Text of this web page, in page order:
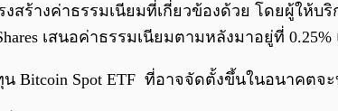
ร้างค่าธรรมเนียมที่เกี่ยวข้องด้วย โดยผู้ให้บ
เสนอค่าธรรมเนียมตามหลังมาอยู่ที่
Bitcoin Spot ETF ที่อาจจัดตั้งขึ้นในอนาคต